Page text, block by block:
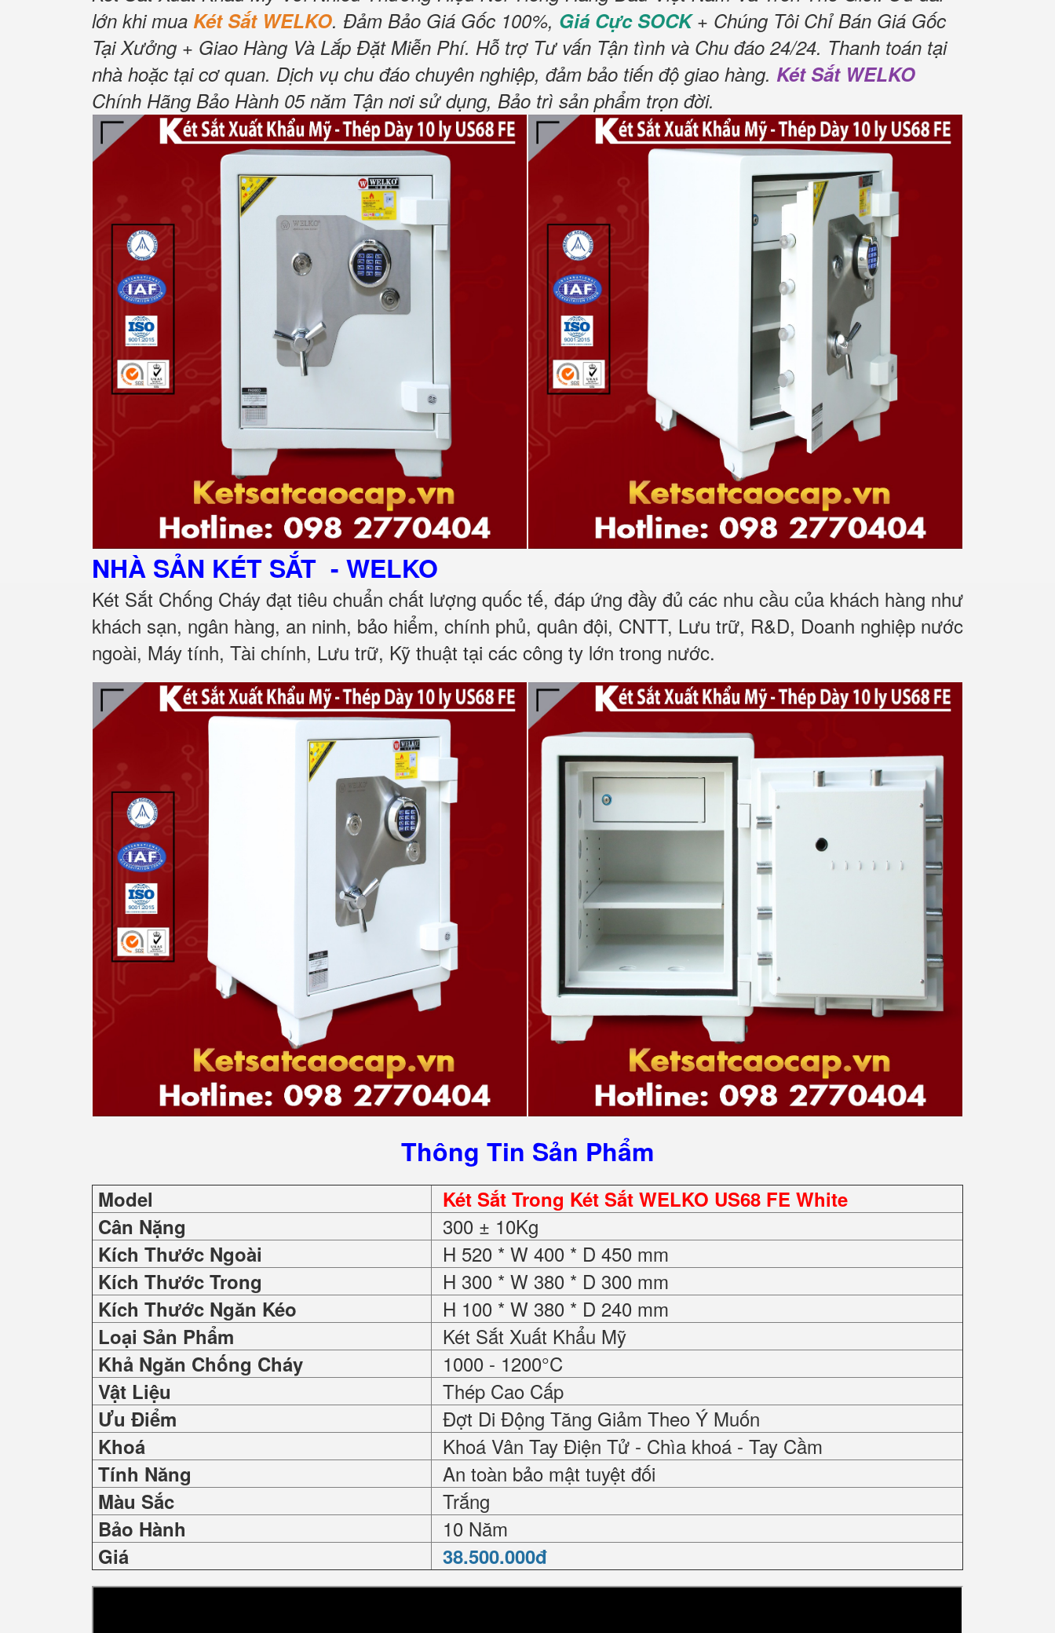
lớn khi mua Két Sắt WELKO. Đảm Bảo Giá Gốc 100%, Giá Cực SOCK+ Chúng Tôi Chỉ Bán Giá Gốc
Tại Xưởng + Giao Hàng Và Lắp Đặt Miễn Phí. Hỗ trợ Tư vấn Tận tình và Chu đáo 24/24. Thanh toán tại
nhà hoặc tại cơ quan. Dịch vụ chu đáo chuyên nghiệp, đảm bảo tiến độ giao hàng. Két Sắt WELKO
Chính Hãng Bảo Hành 05 năm Tận nơi sử dụng, Bảo trì sản phẩm trọn đời.
NHÀ SẢN KÉT SẮT - WELKO
Két Sắt Chống Cháy đạt tiêu chuẩn chất lượng quốc tế, đáp ứng đầy đủ các nhu cầu của khách hàng như
khách sạn, ngân hàng, an ninh, bảo hiểm, chính phủ, quân đội, CNTT, Lưu trữ, R&D, Doanh nghiệp nước
ngoài, Máy tính, Tài chính, Lưu trữ, Kỹ thuật tại các công ty lớn trong nước.
Thông Tin Sản Phẩm
Model
Két Sắt Trong Két Sắt WELKO US68 FE White
Cân Nặng
300 ± 10Kg
Kích Thước Ngoài H 520 * W 400 * D 450 mm
Kích Thước Trong H 300 * W 380 * D 300 mm
Kích Thước Ngăn Kéo H 100 * W 380 * D 240 mm
Loại Sản Phẩm Két Sắt Xuất Khẩu Mỹ
Khả Ngăn Chống Cháy 1000 - 1200°C
Vật Liệu Thép Cao Cấp
Ưu Điểm Đợt Di Động Tăng Giảm Theo Ý Muốn
Khoá Khoá Vân Tay Điện Tử - Chìa khoá - Tay Cầm
Tính Năng An toàn bảo mật tuyệt đối
Màu Sắc Trắng
Bảo Hành 10 Năm
Giá 38.500.000đ